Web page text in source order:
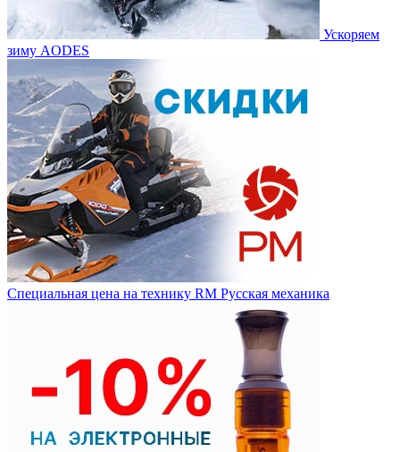
Ускоряем
зиму AODES
Специальная цена на технику RM Русская механика